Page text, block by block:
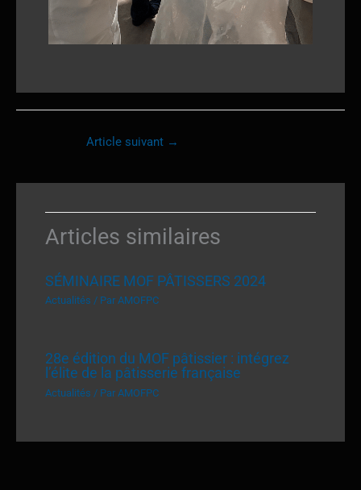
Article suivant →
Articles similaires
SÉMINAIRE MOF PÂTISSERS 2024
Actualités / Par AMOFPC
28e édition du MOF pâtissier : intégrez
l’élite de la pâtisserie française
Actualités / Par AMOFPC